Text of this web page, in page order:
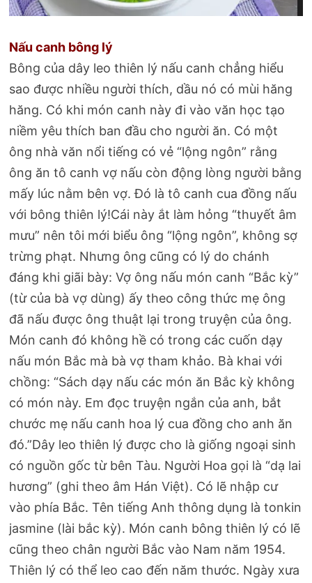
Nấu canh bông lý
Bông của dây leo thiên lý nấu canh chẳng hiểu
sao được nhiều người thích, dầu nó có mùi hăng
hăng. Có khi món canh này đi vào văn học tạo
niềm yêu thích ban đầu cho người ăn. Có một
ông nhà văn nổi tiếng có vẻ “lộng ngôn” rằng
ông ăn tô canh vợ nấu còn động lòng người bằng
mấy lúc nằm bên vợ. Đó là tô canh cua đồng nấu
với bông thiên lý!Cái này ắt làm hỏng “thuyết âm
mưu” nên tôi mới biểu ông “lộng ngôn”, không sợ
trừng phạt. Nhưng ông cũng có lý do chánh
đáng khi giãi bày: Vợ ông nấu món canh “Bắc kỳ”
(từ của bà vợ dùng) ấy theo công thức mẹ ông
đã nấu được ông thuật lại trong truyện của ông.
Món canh đó không hề có trong các cuốn dạy
nấu món Bắc mà bà vợ tham khảo. Bà khai với
chồng: “Sách dạy nấu các món ăn Bắc kỳ không
có món này. Em đọc truyện ngắn của anh, bắt
chước mẹ nấu canh hoa lý cua đồng cho anh ăn
đó.”Dây leo thiên lý được cho là giống ngoại sinh
có nguồn gốc từ bên Tàu. Người Hoa gọi là “dạ lai
hương” (ghi theo âm Hán Việt). Có lẽ nhập cư
vào phía Bắc. Tên tiếng Anh thông dụng là tonkin
jasmine (lài bắc kỳ). Món canh bông thiên lý có lẽ
cũng theo chân người Bắc vào Nam năm 1954.
Thiên lý có thể leo cao đến năm thước. Ngày xưa